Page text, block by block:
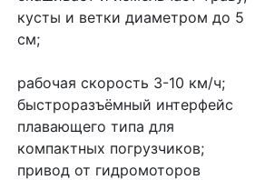
кусты и ветки диаметром до 5
см;
рабочая скорость 3-10 км/ч;
быстроразъёмный интерфейс
плавающего типа для
компактных погрузчиков;
привод от гидромоторов